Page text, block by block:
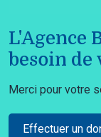
L'Agence
besoin de
Merci pour votre
Effectuer un